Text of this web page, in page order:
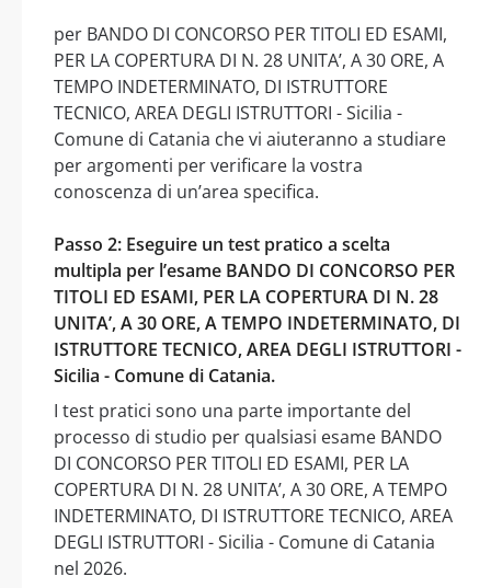
per BANDO DI CONCORSO PER TITOLI ED ESAMI,
PER LA COPERTURA DI N. 28 UNITA’, A 30 ORE, A
TEMPO INDETERMINATO, DI ISTRUTTORE
TECNICO, AREA DEGLI ISTRUTTORI - Sicilia -
Comune di Catania che vi aiuteranno a studiare
per argomenti per verificare la vostra
conoscenza di un’area specifica.
Passo 2: Eseguire un test pratico a scelta
multipla per l’esame BANDO DI CONCORSO PER
TITOLI ED ESAMI, PER LA COPERTURA DI N. 28
UNITA’, A 30 ORE, A TEMPO INDETERMINATO, DI
ISTRUTTORE TECNICO, AREA DEGLI ISTRUTTORI -
Sicilia - Comune di Catania.
I test pratici sono una parte importante del
processo di studio per qualsiasi esame BANDO
DI CONCORSO PER TITOLI ED ESAMI, PER LA
COPERTURA DI N. 28 UNITA’, A 30 ORE, A TEMPO
INDETERMINATO, DI ISTRUTTORE TECNICO, AREA
DEGLI ISTRUTTORI - Sicilia - Comune di Catania
nel 2026.